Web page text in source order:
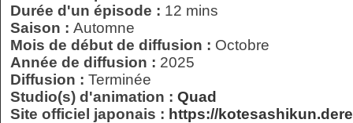
Durée d'un épisode : 12 mins
Saison : Automne
Mois de début de diffusion : Octobre
Année de diffusion : 2025
Diffusion : Terminée
Studio(s) d'animation : Quad
Site officiel japonais : https://